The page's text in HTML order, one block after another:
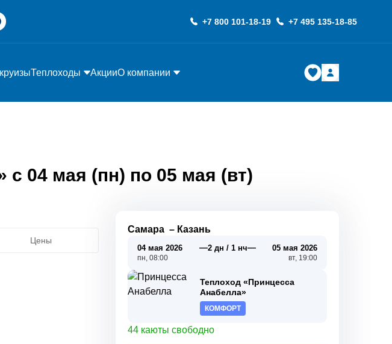
+7 800 101-18-19 +7 495 135-18-85
Теплоходы АкцииО компании
04 мая (пн) по 05 мая (вт)
Цены
Самара – Казань
04 мая 2026
пн, 08:00
—2 дн / 1 нч— 05 мая 2026
вт, 19:00
Теплоход «Принцесса
Анабелла»
КОМФОРТ
44 каюты свободно